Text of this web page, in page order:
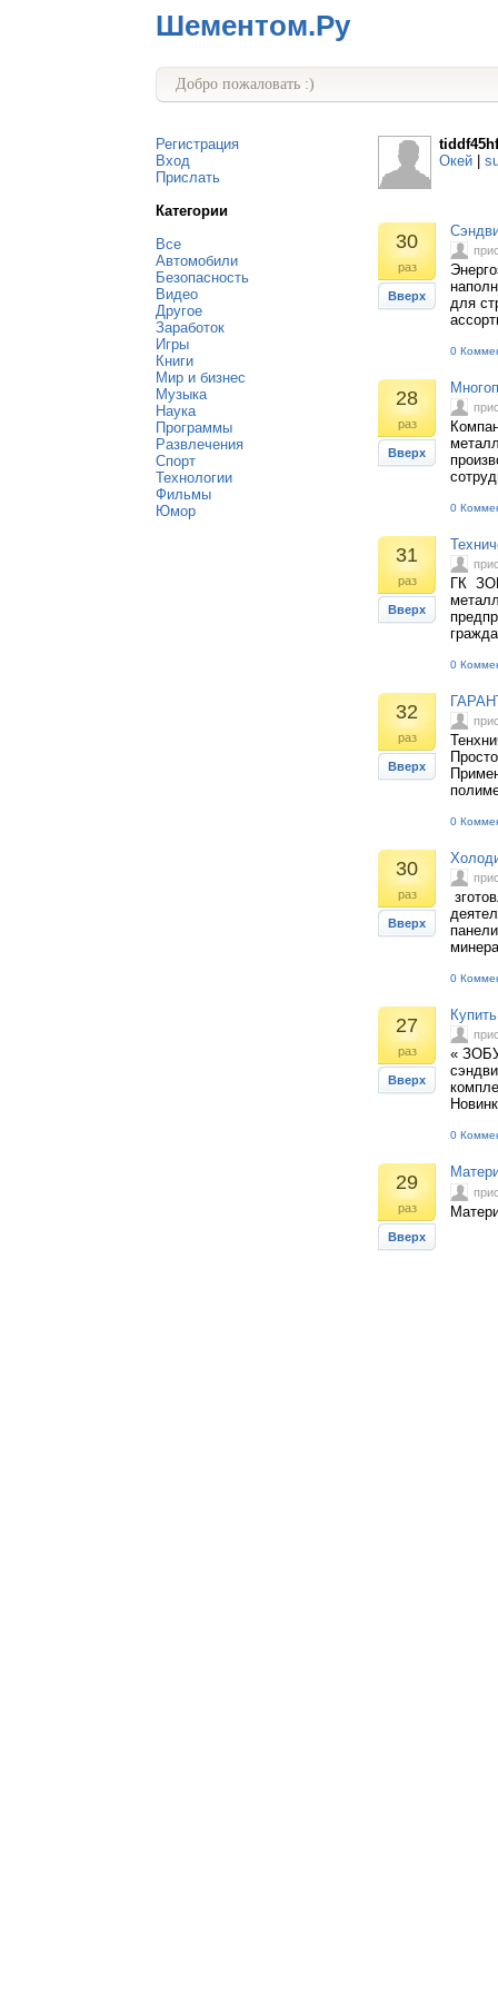
Шементом.Ру
Добро пожаловать :)
Регистрация
Вход
Прислать
Категории
Все
Автомобили
Безопасность
Видео
Другое
Заработок
Игры
Книги
Мир и бизнес
Музыка
Наука
Программы
Развлечения
Спорт
Технологии
Фильмы
Юмор
tiddf45hf
Окей
30
раз
Вверх
для
0
28
раз
Вверх
0
31
раз
Вверх
ГК
0
32
раз
Вверх
0
30
раз
Вверх
0
27
раз
Вверх
«
0
29
раз
Вверх